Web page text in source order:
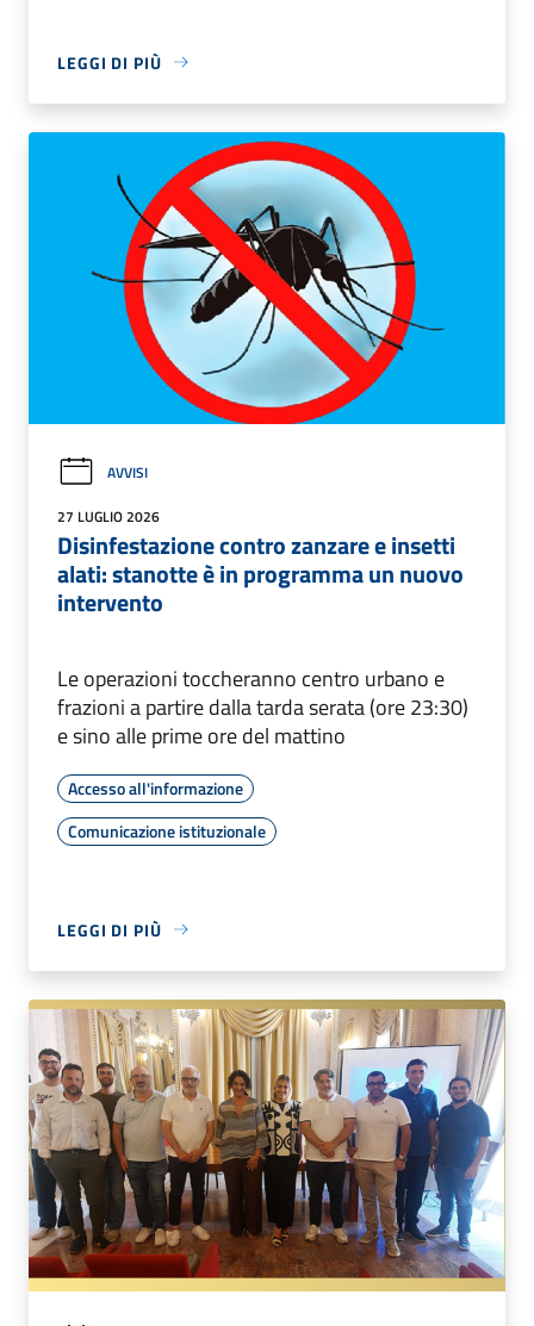
LEGGI DI PIÙ
AVVISI
27 LUGLIO 2026
Disinfestazione contro zanzare e insetti
alati: stanotte è in programma un nuovo
intervento
Le operazioni toccheranno centro urbano e
frazioni a partire dalla tarda serata (ore 23:30)
e sino alle prime ore del mattino
Accesso all'informazione
Comunicazione istituzionale
LEGGI DI PIÙ